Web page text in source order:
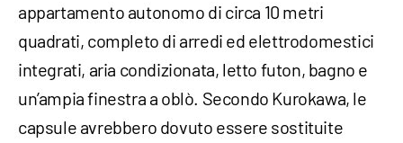
appartamento autonomo di circa 10 metri
quadrati, completo di arredi ed elettrodomestici
integrati, aria condizionata, letto futon, bagno e
un’ampia finestra a oblò. Secondo Kurokawa, le
capsule avrebbero dovuto essere sostituite